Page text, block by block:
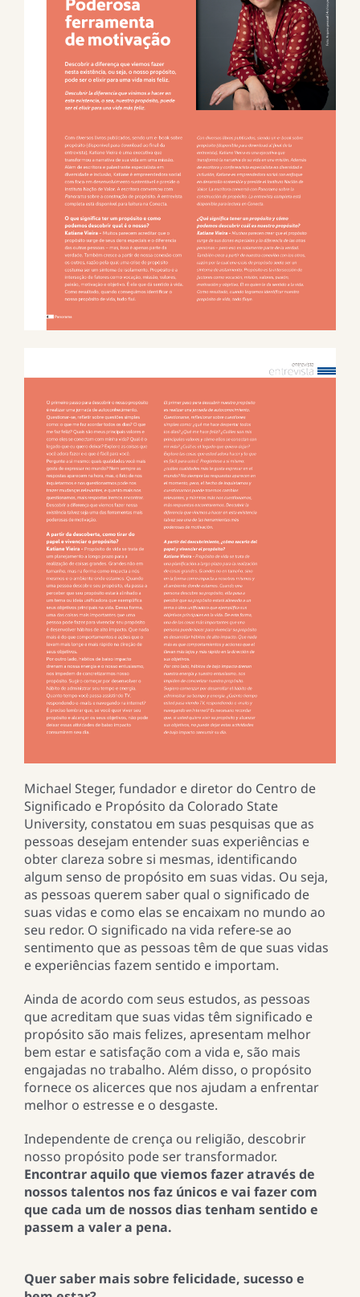
Michael Steger, fundador e diretor do Centro de
Significado e Propósito da Colorado State
University, constatou em suas pesquisas que as
pessoas desejam entender suas experiências e
obter clareza sobre si mesmas, identificando
algum senso de propósito em suas vidas. Ou seja,
as pessoas querem saber qual o significado de
suas vidas e como elas se encaixam no mundo ao
seu redor. O significado na vida refere-se ao
sentimento que as pessoas têm de que suas vidas
e experiências fazem sentido e importam.
Ainda de acordo com seus estudos, as pessoas
que acreditam que suas vidas têm significado e
propósito são mais felizes, apresentam melhor
bem estar e satisfação com a vida e, são mais
engajadas no trabalho. Além disso, o propósito
fornece os alicerces que nos ajudam a enfrentar
melhor o estresse e o desgaste.
Independente de crença ou religião, descobrir
nosso propósito pode ser transformador.
Encontrar aquilo que viemos fazer através de
nossos talentos nos faz únicos e vai fazer com
que cada um de nossos dias tenham sentido e
passem a valer a pena.
Quer saber mais sobre felicidade, sucesso e